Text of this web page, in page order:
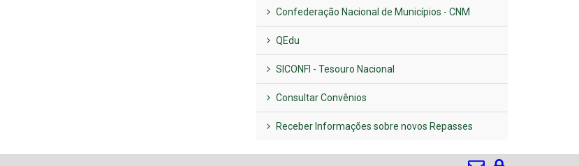
Confederação Nacional de Municípios - CNM
QEdu
SICONFI - Tesouro Nacional
Consultar Convênios
Receber Informações sobre novos Repasses